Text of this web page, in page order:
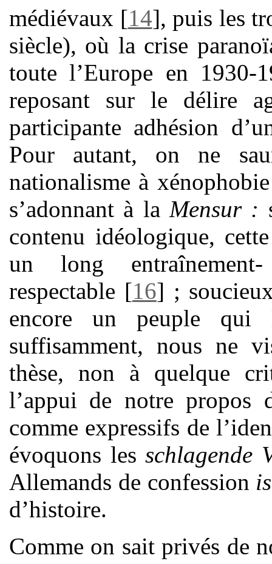
médiévaux [14], puis les
siècle), où la crise
toute l’Europe en 1930-
reposant sur le délire
participante adhésion
Pour autant, on ne
nationalisme à
s’adonnant à la Mensur :
contenu idéologique,
un long
respectable [16] ;
encore un peuple
suffisamment, nous ne
thèse, non à quelque
l’appui de notre propos
comme expressifs de
évoquons lesschlagende
Allemands de confession
d’histoire.
Comme on sait privés de